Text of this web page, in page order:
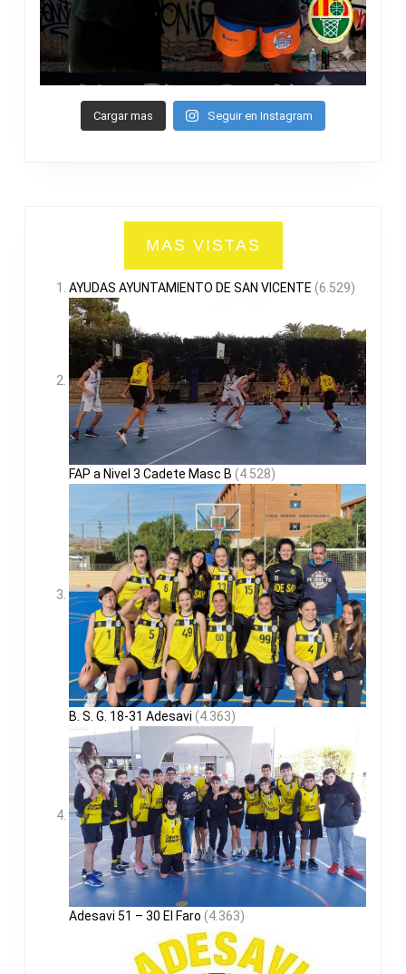
Cargar mas Seguir en Instagram
MAS VISTAS
AYUDAS AYUNTAMIENTO DE SAN VICENTE (6.529)
FAP a Nivel 3 Cadete Masc B (4.528)
B. S. G. 18-31 Adesavi (4.363)
Adesavi 51 – 30 El Faro (4.363)